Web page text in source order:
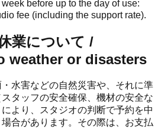
before up to the day of use:
fee (including the support rate).
業について /
weather or disasters
水害などの自然災害や、それに準
タッフの安全確保、機材の安全な
より、スタジオの判断で予約を中
合があります。その際は、お支払